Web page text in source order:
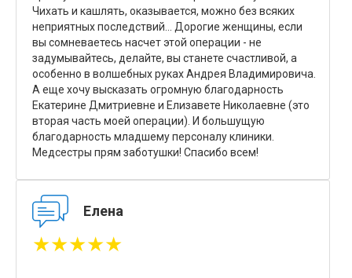
Чихать и кашлять, оказывается, можно без всяких
неприятных последствий... Дорогие женщины, если
вы сомневаетесь насчет этой операции - не
задумывайтесь, делайте, вы станете счастливой, а
особенно в волшебных руках Андрея Владимировича.
А еще хочу высказать огромную благодарность
Екатерине Дмитриевне и Елизавете Николаевне (это
вторая часть моей операции). И большущую
благодарность младшему персоналу клиники.
Медсестры прям заботушки! Спасибо всем!
Елена
★★★★★